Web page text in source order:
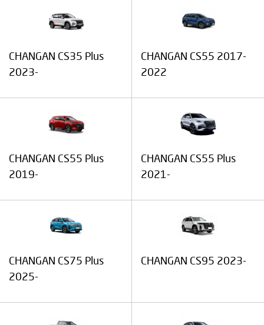
CHANGAN CS35 Plus
2023-
CHANGAN CS55 2017-
2022
CHANGAN CS55 Plus
2019-
CHANGAN CS55 Plus
2021-
CHANGAN CS75 Plus
2025-
CHANGAN CS95 2023-